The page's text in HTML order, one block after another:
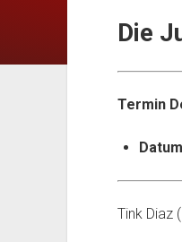
Die
Termin
Tink Diaz